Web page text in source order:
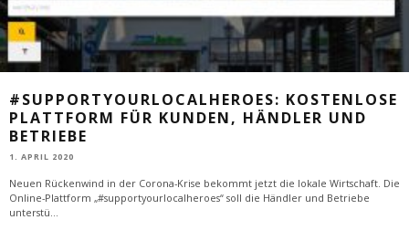
#SUPPORTYOURLOCALHEROES: KOSTENLOSE
PLATTFORM FÜR KUNDEN, HÄNDLER UND
BETRIEBE
1. APRIL 2020
Neuen Rückenwind in der Corona-Krise bekommt jetzt die lokale Wirtschaft. Die
Online-Plattform „#supportyourlocalheroes“ soll die Händler und Betriebe
unterstü...